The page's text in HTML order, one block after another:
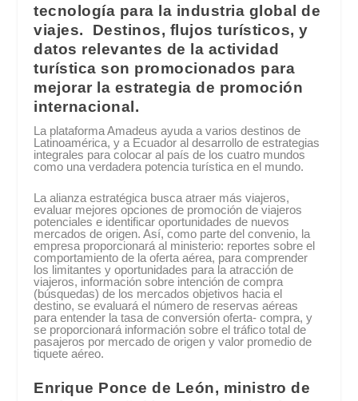
tecnología para la industria global de
viajes. Destinos, flujos turísticos, y
datos relevantes de la actividad
turística son promocionados para
mejorar la estrategia de promoción
internacional.
La plataforma Amadeus ayuda a varios destinos de
Latinoamérica, y a Ecuador al desarrollo de estrategias
integrales para colocar al país de los cuatro mundos
como una verdadera potencia turística en el mundo.
La alianza estratégica busca atraer más viajeros,
evaluar mejores opciones de promoción de viajeros
potenciales e identificar oportunidades de nuevos
mercados de origen. Así, como parte del convenio, la
empresa proporcionará al ministerio: reportes sobre el
comportamiento de la oferta aérea, para comprender
los limitantes y oportunidades para la atracción de
viajeros, información sobre intención de compra
(búsquedas) de los mercados objetivos hacia el
destino, se evaluará el número de reservas aéreas
para entender la tasa de conversión oferta- compra, y
se proporcionará información sobre el tráfico total de
pasajeros por mercado de origen y valor promedio de
tiquete aéreo.
Enrique Ponce de León, ministro de